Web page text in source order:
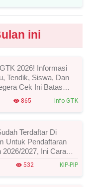
ini
2026! Informasi
Tendik, Siswa, Dan
Cek Ini Batas
865 Info GTK
Terdaftar Di
Untuk Pendaftaran
2026/2027, Ini Cara
Desil!
532 KIP-PIP